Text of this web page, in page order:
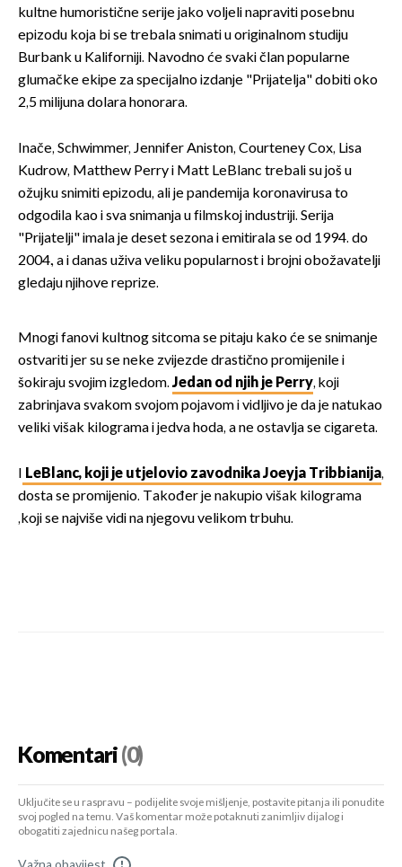
kultne humoristične serije jako voljeli napraviti posebnu
epizodu koja bi se trebala snimati u originalnom studiju
Burbank u Kaliforniji. Navodno će svaki član popularne
glumačke ekipe za specijalno izdanje "Prijatelja" dobiti oko
2,5 milijuna dolara honorara.
Inače, Schwimmer, Jennifer Aniston, Courteney Cox, Lisa
Kudrow, Matthew Perry i Matt LeBlanc trebali su još u
ožujku snimiti epizodu, ali je pandemija koronavirusa to
odgodila kao i sva snimanja u filmskoj industriji. Serija
"Prijatelji" imala je deset sezona i emitirala se od 1994. do
2004., a i danas uživa veliku popularnost i brojni obožavatelji
gledaju njihove reprize.
Mnogi fanovi kultnog sitcoma se pitaju kako će se snimanje
ostvariti jer su se neke zvijezde drastično promijenile i
šokiraju svojim izgledom. Jedan od njih je Perry, koji
zabrinjava svakom svojom pojavom i vidljivo je da je natukao
veliki višak kilograma i jedva hoda, a ne ostavlja se cigareta.
I LeBlanc, koji je utjelovio zavodnika Joeyja Tribbianija,
dosta se promijenio. Također je nakupio višak kilograma
,koji se najviše vidi na njegovu velikom trbuhu.
Komentari(0)
Uključite se u raspravu – podijelite svoje mišljenje, postavite pitanja ili ponudite
svoj pogled na temu. Vaš komentar može potaknuti zanimljiv dijalog i
obogatiti zajednicu našeg portala.